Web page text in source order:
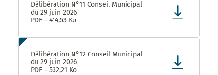
Délibération N°11 Conseil Municipal
du 29 juin 2026
PDF - 414,53 Ko
Délibération N°12 Conseil Municipal
du 29 juin 2026
PDF - 532,21 Ko